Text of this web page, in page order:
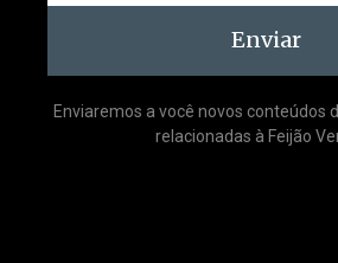
Enviar
Enviaremos a você novos conteúdos
relacionadas à Feijão